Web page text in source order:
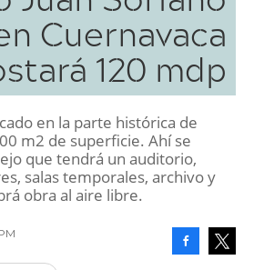
Cuernavaca
120 mdp
en la parte histórica de
m2 de superficie. Ahí se
que tendrá un auditorio,
salas temporales, archivo y
obra al aire libre.